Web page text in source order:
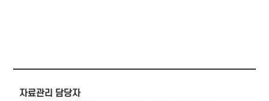
자료관리 담당자